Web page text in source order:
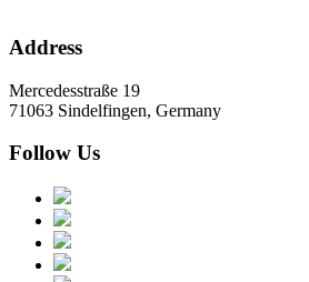
Address
Mercedesstraße 19
71063 Sindelfingen, Germany
Follow Us